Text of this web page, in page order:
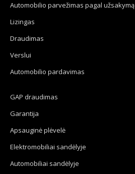
in
new
in
new
in
in
Automobilio parvežimas pagal užsakymą
Lizingas
Draudimas
Verslui
Automobilio pardavimas
GAP draudimas
Garantija
Apsauginė plėvelė
Elektromobiliai sandėlyje
Automobiliai sandėlyje